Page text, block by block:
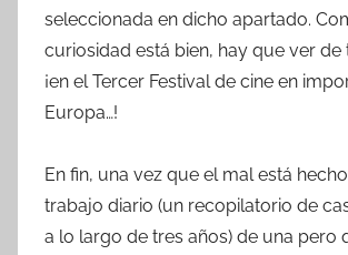
seleccionada en dicho apartado.
curiosidad está bien, hay que ver de
¡en el Tercer Festival de cine en
Europa…!
En fin, una vez que el mal está
trabajo diario (un recopilatorio de
a lo largo de tres años) de una pero